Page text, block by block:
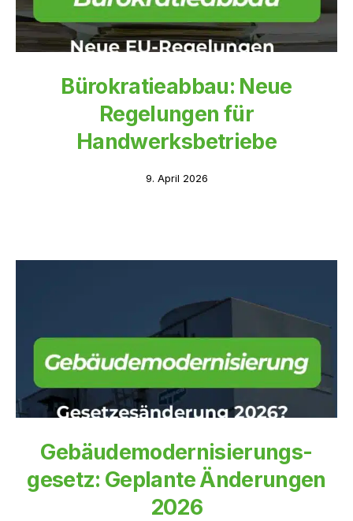
Bürokratieabbau: Neue
Regelungen für
Handwerksbetriebe
9. April 2026
Gebäudemodernisierungs-
gesetz: Geplante Änderungen
2026